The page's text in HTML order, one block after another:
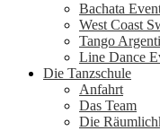
Bachata
West Coast
Tango
Line Dance
Die Tanzschule
Anfahrt
Das Team
Die